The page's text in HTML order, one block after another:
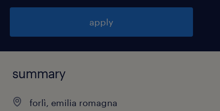
apply
summary
forlì, emilia romagna